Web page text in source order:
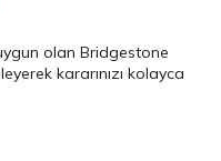
olanBridgestone
kararınızı kolayca